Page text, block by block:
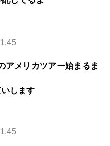
アメリカツアー始まるま
します